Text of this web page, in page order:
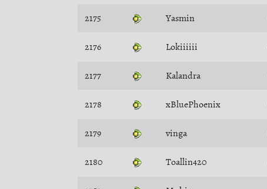
2175 Yasmin
2176 Lokiiiiii
2177 Kalandra
2178 xBluePhoenix
2179 vinga
2180 Toallin420